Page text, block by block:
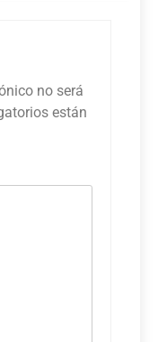
no será
están